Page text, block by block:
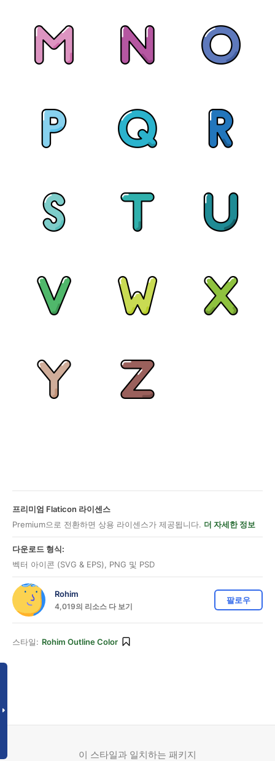
프리미엄 Flaticon 라이센스
Premium으로 전환하면 상용 라이센스가 제공됩니다. 더 자세한 정보
다운로드 형식:
벡터 아이콘 (SVG & EPS), PNG 및 PSD
Rohim
4,019의 리소스 다 보기
팔로우
스타일: Rohim Outline Color
이 스타일과 일치하는 패키지